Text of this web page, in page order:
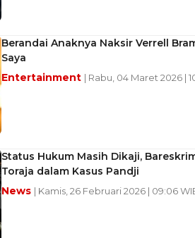
Berandai Anaknya Naksir Verrell
Saya
Entertainment | Rabu, 04 Maret 2026 |
Status Hukum Masih Dikaji,
Toraja dalam Kasus Pandji
News | Kamis, 26 Februari 2026 | 09:06